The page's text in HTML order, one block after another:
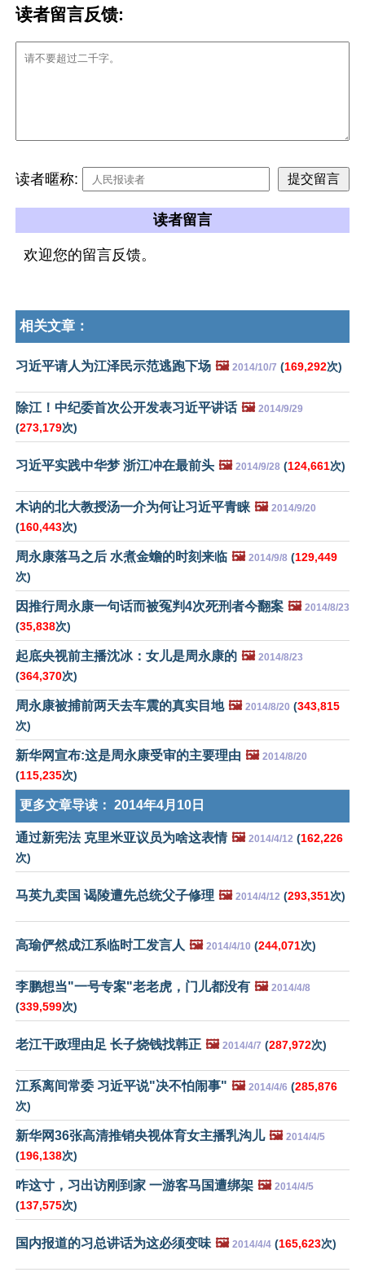
读者留言反馈:
读者暱称:
读者留言
欢迎您的留言反馈。
相关文章：
习近平请人为江泽民示范逃跑下场 🖼️ 2014/10/7 (169,292次)
除江！中纪委首次公开发表习近平讲话 🖼️ 2014/9/29
(273,179次)
习近平实践中华梦 浙江冲在最前头 🖼️ 2014/9/28 (124,661次)
木讷的北大教授汤一介为何让习近平青睐 🖼️ 2014/9/20
(160,443次)
周永康落马之后 水煮金蟾的时刻来临 🖼️ 2014/9/8 (129,449
次)
因推行周永康一句话而被冤判4次死刑者今翻案 🖼️ 2014/8/23
(35,838次)
起底央视前主播沈冰：女儿是周永康的 🖼️ 2014/8/23
(364,370次)
周永康被捕前两天去车震的真实目地 🖼️ 2014/8/20 (343,815
次)
新华网宣布:这是周永康受审的主要理由 🖼️ 2014/8/20
(115,235次)
更多文章导读： 2014年4月10日
通过新宪法 克里米亚议员为啥这表情 🖼️ 2014/4/12 (162,226
次)
马英九卖国 谒陵遭先总统父子修理 🖼️ 2014/4/12 (293,351次)
高瑜俨然成江系临时工发言人 🖼️ 2014/4/10 (244,071次)
李鹏想当"一号专案"老老虎，门儿都没有 🖼️ 2014/4/8
(339,599次)
老江干政理由足 长子烧钱找韩正 🖼️ 2014/4/7 (287,972次)
江系离间常委 习近平说"决不怕闹事" 🖼️ 2014/4/6 (285,876
次)
新华网36张高清推销央视体育女主播乳沟儿 🖼️ 2014/4/5
(196,138次)
咋这寸，习出访刚到家 一游客马国遭绑架 🖼️ 2014/4/5
(137,575次)
国内报道的习总讲话为这必须变味 🖼️ 2014/4/4 (165,623次)